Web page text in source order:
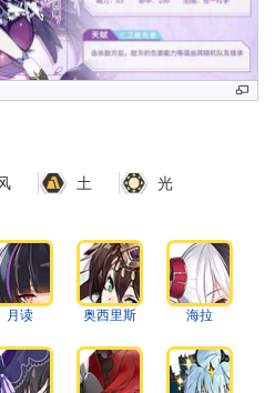
土 光
月读 奥西里斯 海拉